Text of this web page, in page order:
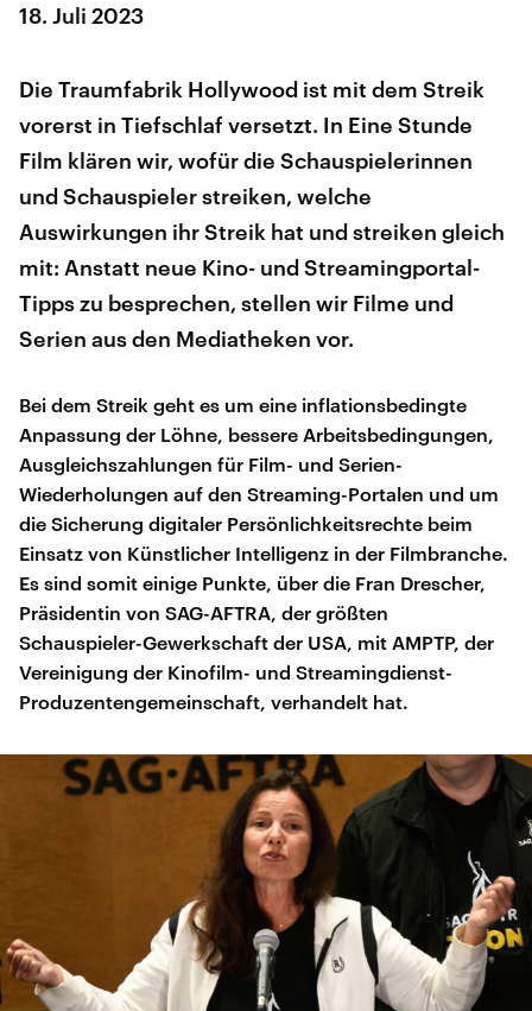
18. Juli 2023
Die Traumfabrik Hollywood ist mit dem Streik
vorerst in Tiefschlaf versetzt. In Eine Stunde
Film klären wir, wofür die Schauspielerinnen
und Schauspieler streiken, welche
Auswirkungen ihr Streik hat und streiken gleich
mit: Anstatt neue Kino- und Streamingportal-
Tipps zu besprechen, stellen wir Filme und
Serien aus den Mediatheken vor.
Bei dem Streik geht es um eine inflationsbedingte
Anpassung der Löhne, bessere Arbeitsbedingungen,
Ausgleichszahlungen für Film- und Serien-
Wiederholungen auf den Streaming-Portalen und um
die Sicherung digitaler Persönlichkeitsrechte beim
Einsatz von Künstlicher Intelligenz in der Filmbranche.
Es sind somit einige Punkte, über die Fran Drescher,
Präsidentin von SAG-AFTRA, der größten
Schauspieler-Gewerkschaft der USA, mit AMPTP, der
Vereinigung der Kinofilm- und Streamingdienst-
Produzentengemeinschaft, verhandelt hat.